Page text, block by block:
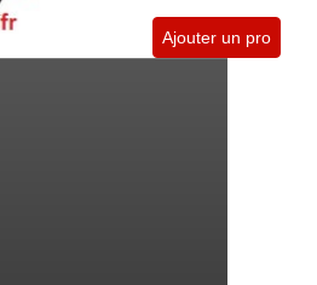
Ajouter un pro